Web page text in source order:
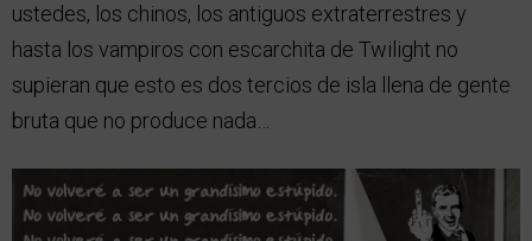
ustedes, los chinos, los antiguos extraterrestres y
hasta los vampiros con escarchita de Twilight no
supieran que esto es dos tercios de isla llena de gente
bruta que no produce nada…